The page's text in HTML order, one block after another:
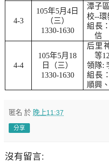
4-3
105年5月 4 日
（三）
1330-1630
潭子
校--環
組長
信
4-4
105年5月 18
日（三）
1330-1630
后里
等
領隊:
組長
順興
匿名 於 晚上11:37
分享
沒有留言: